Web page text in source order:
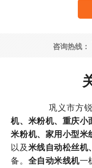
咨询热线：
巩义市方锐
机、米粉机、 重庆小
米粉机、家用小型米
以及 米线自动松丝机
备。 全自动米线机一